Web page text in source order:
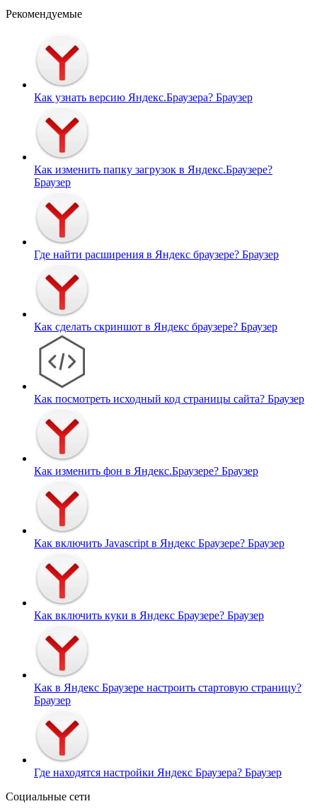
Рекомендуемые
Как узнать версию Яндекс.Браузера? Браузер
Как изменить папку загрузок в Яндекс.Браузере?
Браузер
Где найти расширения в Яндекс браузере? Браузер
Как сделать скриншот в Яндекс браузере? Браузер
Как посмотреть исходный код страницы сайта? Браузер
Как изменить фон в Яндекс.Браузере? Браузер
Как включить Javascript в Яндекс Браузере? Браузер
Как включить куки в Яндекс Браузере? Браузер
Как в Яндекс Браузере настроить стартовую страницу?
Браузер
Где находятся настройки Яндекс Браузера? Браузер
Социальные сети